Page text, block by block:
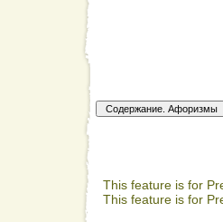
This feature is for
This feature is for